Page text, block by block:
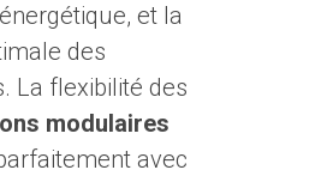
et la
des
La flexibilité des
modulaires
avec